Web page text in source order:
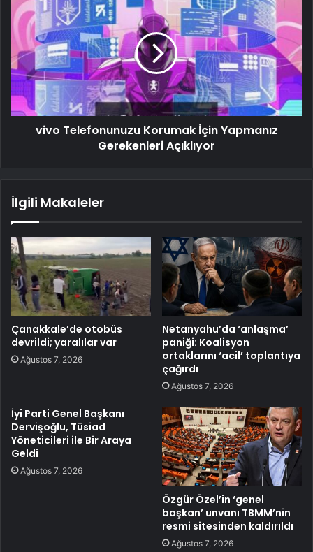
vivo Telefonunuzu Korumak İçin Yapmanız
Gerekenleri Açıklıyor
İlgili Makaleler
Çanakkale’de otobüs
devrildi; yaralılar var
Ağustos 7, 2026
Netanyahu’da ‘anlaşma’
paniği: Koalisyon
ortaklarını ‘acil’ toplantıya
çağırdı
Ağustos 7, 2026
İyi Parti Genel Başkanı
Dervişoğlu, Tüsiad
Yöneticileri ile Bir Araya
Geldi
Ağustos 7, 2026
Özgür Özel’in ‘genel
başkan’ unvanı TBMM’nin
resmi sitesinden kaldırıldı
Ağustos 7, 2026